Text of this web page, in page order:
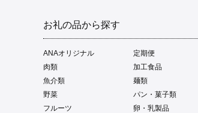
お礼の品から探す
ANAオリジナル 定期便
肉類
加工食品
魚介類
麺類
野菜
パン・菓子類
フルーツ
卵・乳製品